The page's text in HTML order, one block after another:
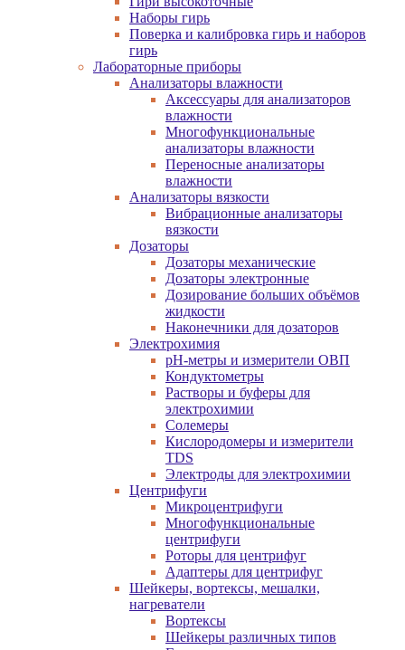
Наборы гирь
Поверка и калибровка гирь и наборов
гирь
Лабораторные приборы
Анализаторы влажности
Аксессуары для анализаторов
влажности
Многофункциональные
анализаторы влажности
Переносные анализаторы
влажности
Анализаторы вязкости
Вибрационные анализаторы
вязкости
Дозаторы
Дозаторы механические
Дозаторы электронные
Дозирование больших объёмов
жидкости
Наконечники для дозаторов
Электрохимия
pH-метры и измерители ОВП
Кондуктометры
Растворы и буферы для
электрохимии
Солемеры
Кислородомеры и измерители
TDS
Электроды для электрохимии
Центрифуги
Микроцентрифуги
Многофункциональные
центрифуги
Роторы для центрифуг
Адаптеры для центрифуг
Шейкеры, вортексы, мешалки,
нагреватели
Вортексы
Шейкеры различных типов